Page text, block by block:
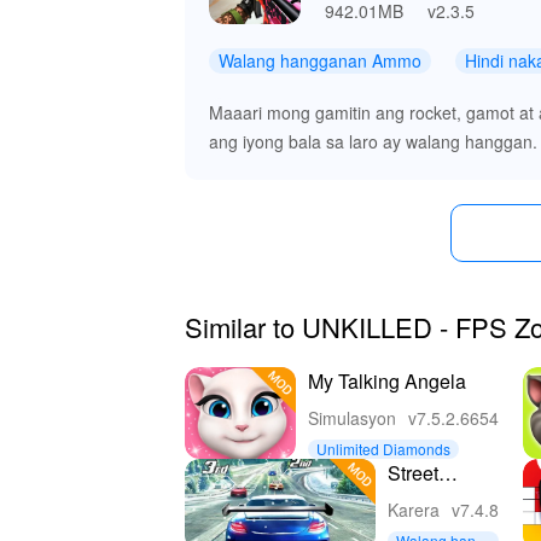
Sa pag-download ng 'Unkilled FPS Zombie
kung saan nagtatagpo ang estratehiya sa
kanilang buong potensyal, tinatamasa ang
mga makapangyarihang kasanayan ay
bersyon sa Lelejoy, isang pangunahing
karanasan sa pagpatay sa zombie ngayon!
942.01MB v2.3.5
Walang hangganan Ammo Hindi
Maaari mong gamitin ang rocket, gamot
ang iyong bala sa laro ay walang hanggan.
Similar to UNKILLED - FPS
My Talking Angela
Simulasyon v7.5.2.6654
Unlimited Diamonds
Street
Racing 3D
Karera v7.4.8